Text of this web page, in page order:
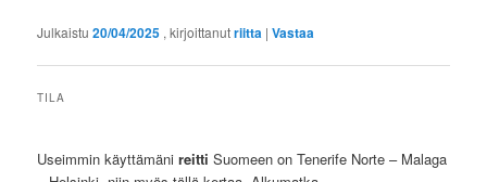
Julkaistu20/04/2025 , kirjoittanutriitta |Vastaa
TILA
Useimmin käyttämänireitti Suomeen on Tenerife Norte – Malaga